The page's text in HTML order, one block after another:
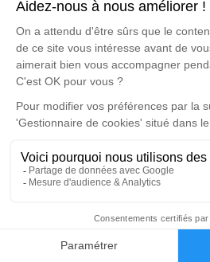
Faire-part
mémoire de Laurinda MARTINS.
Un service de plantation
disponible ici.
vendredi 06 juin 2025 à
Église Notre Dame de
89500 Villeneuve-sur-